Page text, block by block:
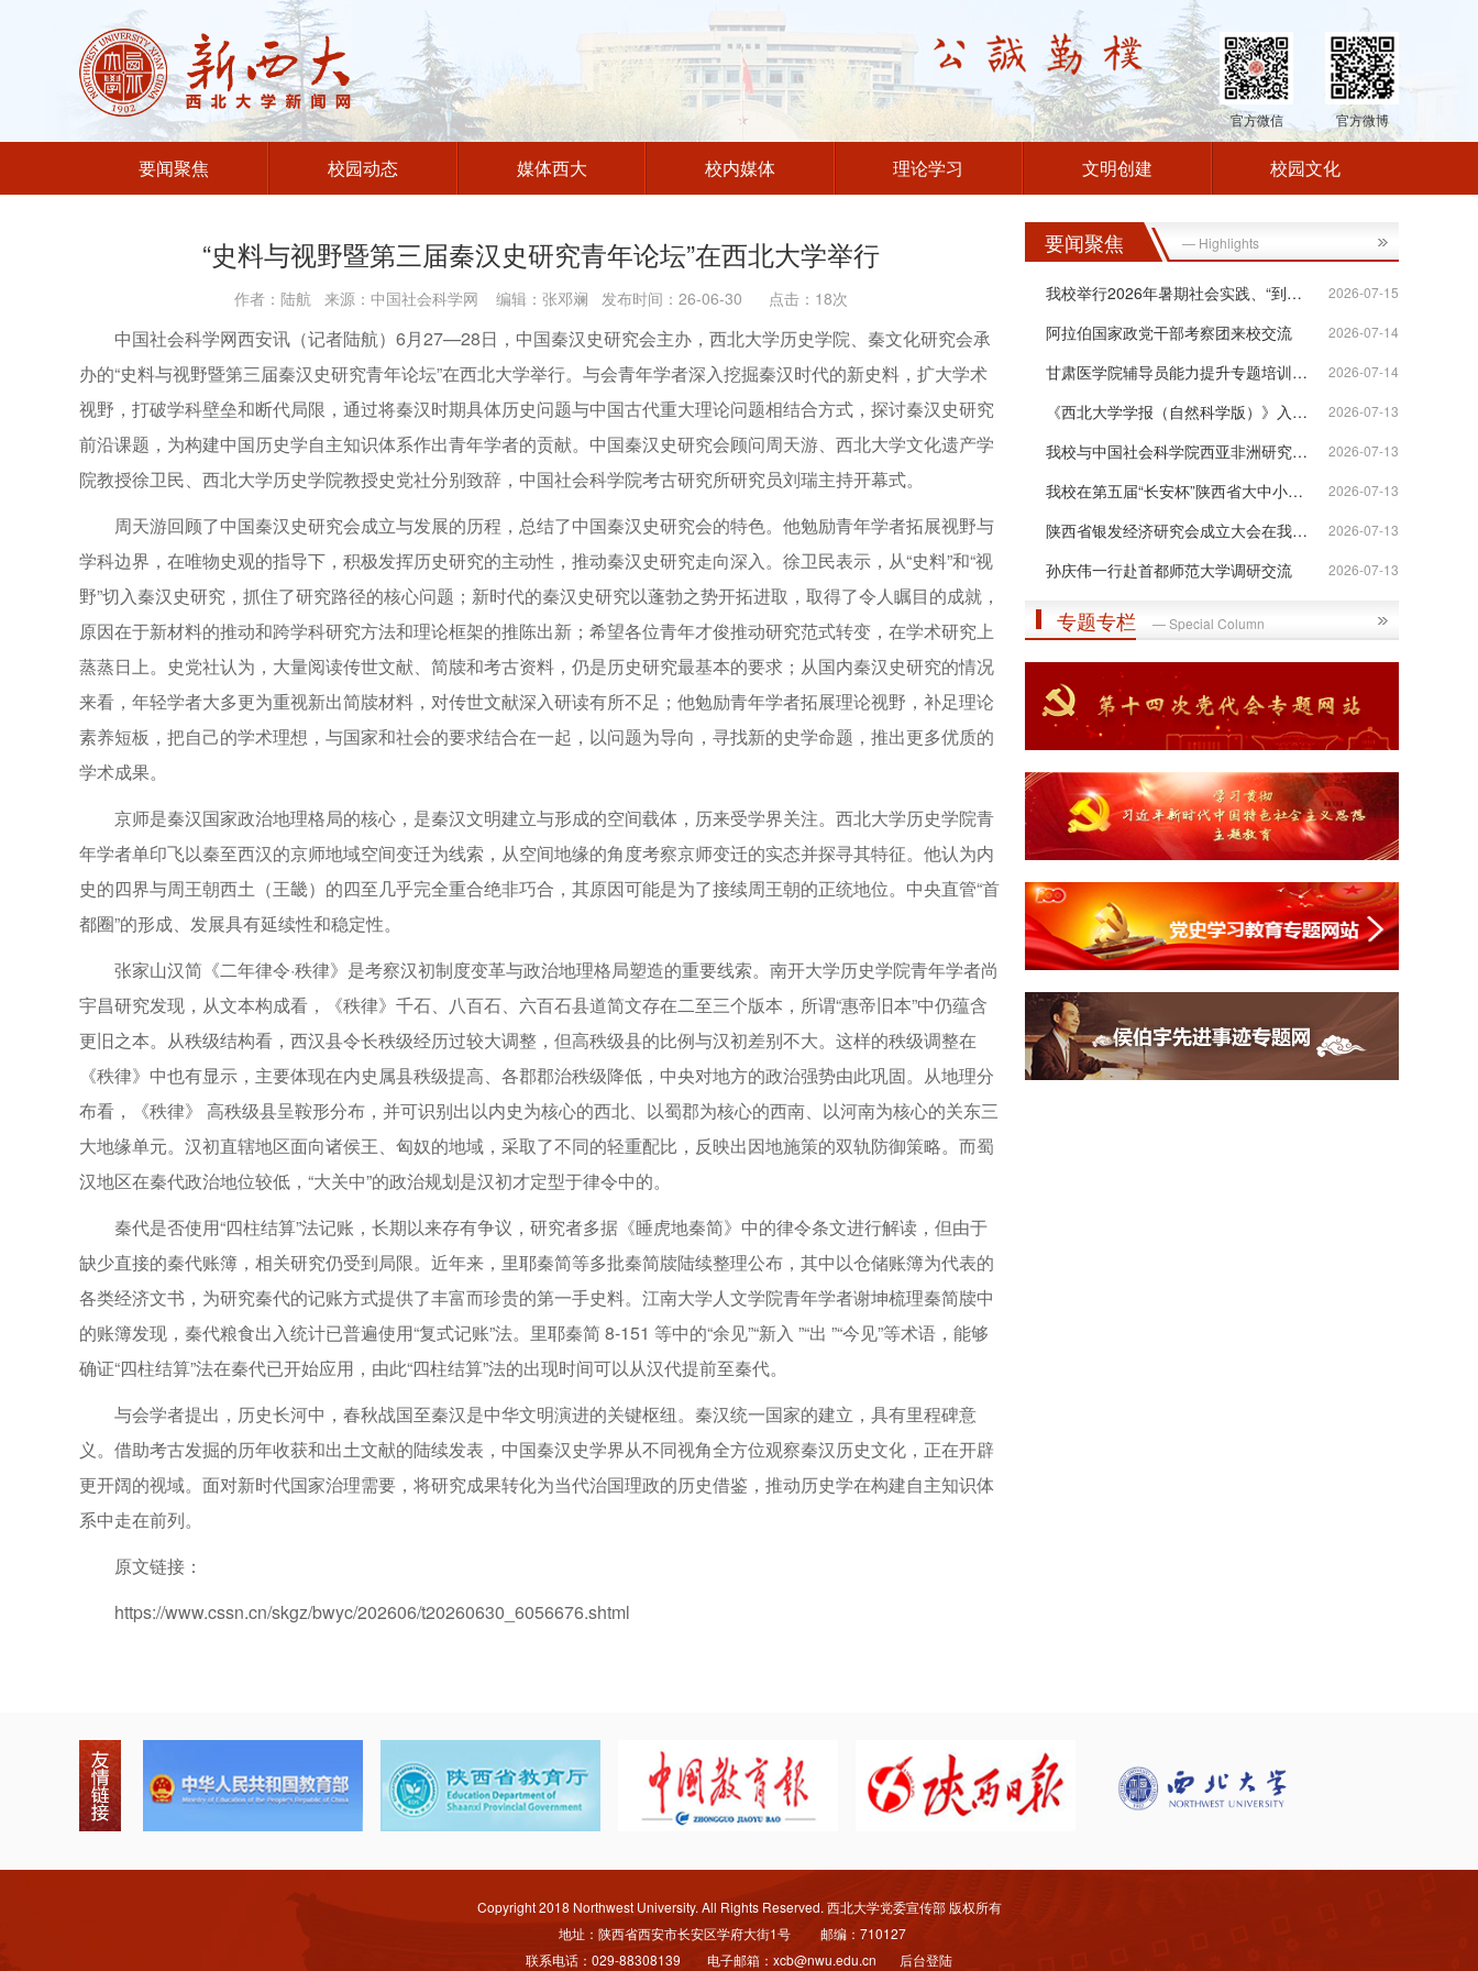
官方微信 官方微博
要闻聚焦 校园动态 媒体西大 校内媒体 理论学习 文明创建 校园文化
“史料与视野暨第三届秦汉史研究青年论坛”在西北大学举行
作者：陆航 来源：中国社会科学网 编辑：张邓斓 发布时间：26-06-30 点击： 18次
中国社会科学网西安讯（记者陆航）6月27—28日，中国秦汉史研究会主办，西北大学历史学院、秦文化研究会承
办的“史料与视野暨第三届秦汉史研究青年论坛”在西北大学举行。与会青年学者深入挖掘秦汉时代的新史料，扩大学术
视野，打破学科壁垒和断代局限，通过将秦汉时期具体历史问题与中国古代重大理论问题相结合方式，探讨秦汉史研究
前沿课题，为构建中国历史学自主知识体系作出青年学者的贡献。中国秦汉史研究会顾问周天游、西北大学文化遗产学
院教授徐卫民、西北大学历史学院教授史党社分别致辞，中国社会科学院考古研究所研究员刘瑞主持开幕式。
周天游回顾了中国秦汉史研究会成立与发展的历程，总结了中国秦汉史研究会的特色。他勉励青年学者拓展视野与
学科边界，在唯物史观的指导下，积极发挥历史研究的主动性，推动秦汉史研究走向深入。徐卫民表示，从“史料”和“视
野”切入秦汉史研究，抓住了研究路径的核心问题；新时代的秦汉史研究以蓬勃之势开拓进取，取得了令人瞩目的成就，
原因在于新材料的推动和跨学科研究方法和理论框架的推陈出新；希望各位青年才俊推动研究范式转变，在学术研究上
蒸蒸日上。史党社认为，大量阅读传世文献、简牍和考古资料，仍是历史研究最基本的要求；从国内秦汉史研究的情况
来看，年轻学者大多更为重视新出简牍材料，对传世文献深入研读有所不足；他勉励青年学者拓展理论视野，补足理论
素养短板，把自己的学术理想，与国家和社会的要求结合在一起，以问题为导向，寻找新的史学命题，推出更多优质的
学术成果。
京师是秦汉国家政治地理格局的核心，是秦汉文明建立与形成的空间载体，历来受学界关注。西北大学历史学院青
年学者单印飞以秦至西汉的京师地域空间变迁为线索，从空间地缘的角度考察京师变迁的实态并探寻其特征。他认为内
史的四界与周王朝西土（王畿）的四至几乎完全重合绝非巧合，其原因可能是为了接续周王朝的正统地位。中央直管“首
都圈”的形成、发展具有延续性和稳定性。
张家山汉简《二年律令·秩律》是考察汉初制度变革与政治地理格局塑造的重要线索。南开大学历史学院青年学者尚
宇昌研究发现，从文本构成看，《秩律》千石、八百石、六百石县道简文存在二至三个版本，所谓“惠帝旧本”中仍蕴含
更旧之本。从秩级结构看，西汉县令长秩级经历过较大调整，但高秩级县的比例与汉初差别不大。这样的秩级调整在
《秩律》中也有显示，主要体现在内史属县秩级提高、各郡郡治秩级降低，中央对地方的政治强势由此巩固。从地理分
布看，《秩律》 高秩级县呈鞍形分布，并可识别出以内史为核心的西北、以蜀郡为核心的西南、以河南为核心的关东三
大地缘单元。汉初直辖地区面向诸侯王、匈奴的地域，采取了不同的轻重配比，反映出因地施策的双轨防御策略。而蜀
汉地区在秦代政治地位较低，“大关中”的政治规划是汉初才定型于律令中的。
秦代是否使用“四柱结算”法记账，长期以来存有争议，研究者多据《睡虎地秦简》中的律令条文进行解读，但由于
缺少直接的秦代账簿，相关研究仍受到局限。近年来，里耶秦简等多批秦简牍陆续整理公布，其中以仓储账簿为代表的
各类经济文书，为研究秦代的记账方式提供了丰富而珍贵的第一手史料。江南大学人文学院青年学者谢坤梳理秦简牍中
的账簿发现，秦代粮食出入统计已普遍使用“复式记账”法。里耶秦简 8-151 等中的“余见”“新入 ”“出 ”“今见”等术语，能够
确证“四柱结算”法在秦代已开始应用，由此“四柱结算”法的出现时间可以从汉代提前至秦代。
与会学者提出，历史长河中，春秋战国至秦汉是中华文明演进的关键枢纽。秦汉统一国家的建立，具有里程碑意
义。借助考古发掘的历年收获和出土文献的陆续发表，中国秦汉史学界从不同视角全方位观察秦汉历史文化，正在开辟
更开阔的视域。面对新时代国家治理需要，将研究成果转化为当代治国理政的历史借鉴，推动历史学在构建自主知识体
系中走在前列。
原文链接：
https://www.cssn.cn/skgz/bwyc/202606/t20260630_6056676.shtml
要闻聚焦 — Highlights
2026-07-15
我校举行2026年暑期社会实践、“到延安...
2026-07-14
阿拉伯国家政党干部考察团来校交流
2026-07-14
甘肃医学院辅导员能力提升专题培训班在...
2026-07-13
《西北大学学报（自然科学版）》入选“...
2026-07-13
我校与中国社会科学院西亚非洲研究所签...
2026-07-13
我校在第五届“长安杯”陕西省大中小学...
2026-07-13
陕西省银发经济研究会成立大会在我校举行
2026-07-13
孙庆伟一行赴首都师范大学调研交流
专题专栏 — Special Column
Copyright 2018 Northwest University. All Rights Reserved. 西北大学党委宣传部 版权所有
地址：陕西省西安市长安区学府大街1号 邮编：710127
联系电话：029-88308139 电子邮箱：xcb@nwu.edu.cn
后台登陆